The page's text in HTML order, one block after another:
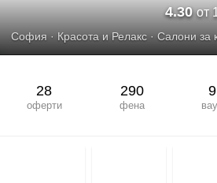
4.30от
София · Красота и Релакс · Салони за
28
оферти
290
фена